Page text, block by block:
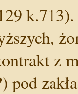
z
pod